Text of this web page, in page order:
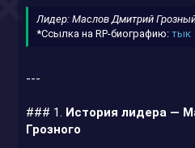
Лидер: Маслов Дмитрий
*Ссылка на RP-биографию:тык
---
### 1. История лидера —
Грозного